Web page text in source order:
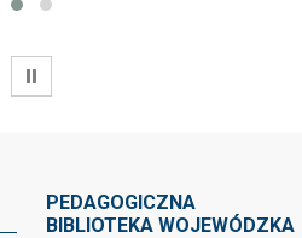
PEDAGOGICZNA
BIBLIOTEKA WOJEWÓDZKA